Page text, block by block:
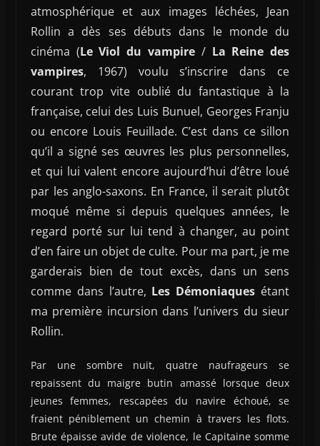
atmosphérique et aux images léchées, Jean
Rollin a dès ses débuts dans le monde du
cinéma (Le Viol du vampire / La Reine des
vampires, 1967) voulu s’inscrire dans ce
courant trop vite oublié du fantastique à la
française, celui des Luis Bunuel, Georges Franju
ou encore Louis Feuillade. C’est dans ce sillon
qu’il a signé ses œuvres les plus personnelles,
et qui lui valent encore aujourd’hui d’être loué
par les anglo-saxons. En France, il serait plutôt
moqué même si depuis quelques années, le
regard porté sur lui tend à changer, au point
d’en faire un objet de culte. Pour ma part, je me
garderais bien de tout excès, dans un sens
comme dans l’autre, Les Démoniaques étant
ma première incursion dans l’univers du sieur
Rollin.
Par une sombre nuit, quatre naufrageurs se
repaissent du maigre butin amassé lorsque deux
jeunes femmes, rescapées du navire échoué, se
fraient péniblement un chemin à travers les flots.
Brute épaisse avide de violence, le Capitaine somme